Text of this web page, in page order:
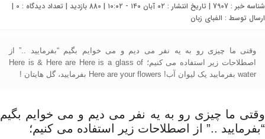
شناسه خبر : 7907 | تاریخ انتشار : ۰۲ آبان ۱۴۰ - ۱۰:۰۲ | 880 بازدید | تعداد دیدگاه : 0
|
ارسال توسط : الفبای زبان
وقتی ما چیزی رو به یه نفر می دیم و می خوایم بگیم “بفرمایید ..” از
اصطلاحات زیر استفاده می کنیم؛ Here is & Here are Here is a glass of
water بفرمایید یک لیوان آب! Here are your flowers بفرمایید، گل ه‍ایتان !
وقتی ما چیزی رو به یه نفر می دیم و می خوایم بگیم
“بفرمایید ..” از اصطلاحات زیر استفاده می کنیم؛